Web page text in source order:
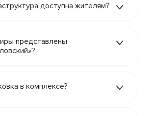
доступна жителям?
представлены
в комплексе?